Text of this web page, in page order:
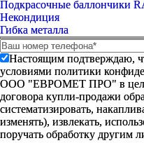
Подкрасочные баллончики
Некондиция
Гибка металла
Настоящим подтверждаю,
условиями политики
ООО "ЕВРОМЕТ ПРО" в
договора купли-продажи
систематизировать,
изменять), извлекать,
поручать обработку другим